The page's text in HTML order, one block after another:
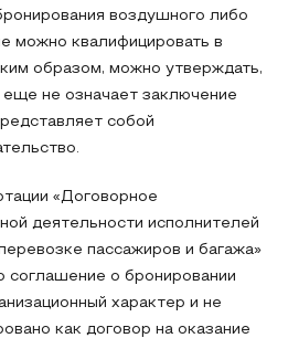
воздушного либо
можно квалифицировать в
образом, можно утверждать,
не означает заключение
собой
«Договорное
деятельности исполнителей
пассажиров и багажа»
соглашение о бронировании
характер и не
как договор на оказание